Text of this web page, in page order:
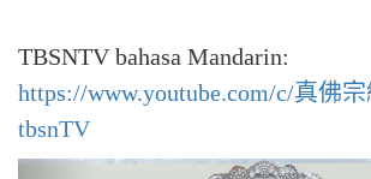
TBSNTV bahasa Mandarin:
https://www.youtube.com/c/真佛
tbsnTV